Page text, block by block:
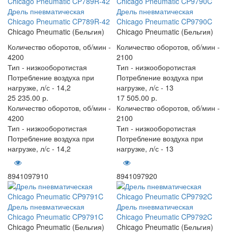
Дрель пневматическая
Chicago Pneumatic CP789R-42
Chicago Pneumatic (Бельгия)
Количество оборотов, об/мин -
4200
Тип - низкооборотистая
Потребление воздуха при
нагрузке, л/с - 14,2
25 235.00 р.
Количество оборотов, об/мин -
4200
Тип - низкооборотистая
Потребление воздуха при
нагрузке, л/с - 14,2
Дрель пневматическая
Chicago Pneumatic CP9790C
Chicago Pneumatic (Бельгия)
Количество оборотов, об/мин -
2100
Тип - низкооборотистая
Потребление воздуха при
нагрузке, л/с - 13
17 505.00 р.
Количество оборотов, об/мин -
2100
Тип - низкооборотистая
Потребление воздуха при
нагрузке, л/с - 13
8941097910
Дрель пневматическая
Chicago Pneumatic CP9791C
Chicago Pneumatic (Бельгия)
8941097920
Дрель пневматическая
Chicago Pneumatic CP9792C
Chicago Pneumatic (Бельгия)